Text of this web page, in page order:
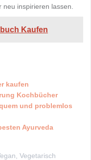
inspirieren lassen.
Kaufen
kaufen
Kochbücher
und problemlos
Ayurveda
Vegetarisch